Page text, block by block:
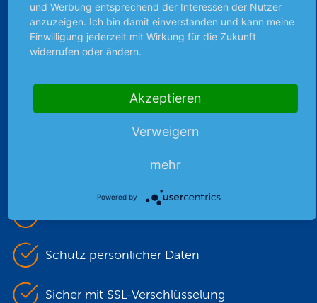
Schutz persönlicher Daten
Sicher mit SSL-Verschlüsselung
und Werbung entsprechend der Interessen der Nutzer
anzuzeigen. Ich bin damit einverstanden und kann meine
Einwilligung jederzeit mit Wirkung für die Zukunft
widerrufen oder ändern.
Akzeptieren
Verweigern
mehr
Powered by